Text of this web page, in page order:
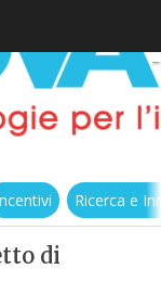
Ricerca e
di